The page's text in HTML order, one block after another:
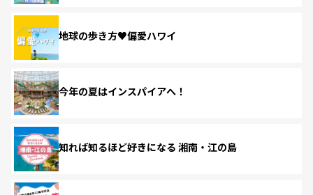
地球の歩き方♥偏愛ハワイ
今年の夏はインスパイアへ！
知れば知るほど好きになる 湘南・江の島